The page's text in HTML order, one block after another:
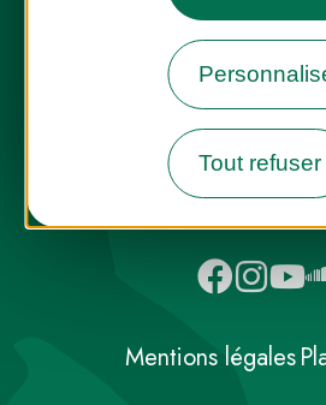
Tout refuser
Destination Parcs, de
toute
INFOS PRESSEFAQ
NEWSLETTER
Mentions légales